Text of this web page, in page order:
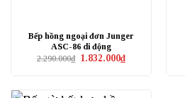
Bếp hồng ngoại đơn Junger
ASC-86 di động
2.290.000₫ Giá
1.832.000₫Giá
hiện